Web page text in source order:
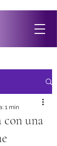
con una
1 min